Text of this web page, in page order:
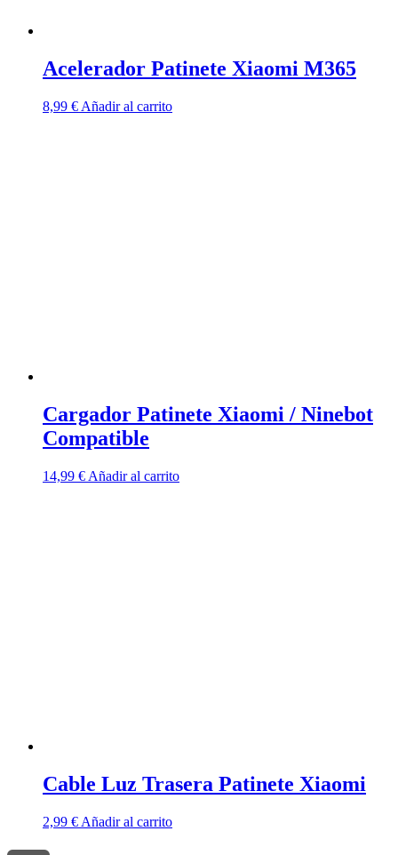
Acelerador Patinete Xiaomi M365
8,99 € Añadir al carrito
Cargador Patinete Xiaomi / Ninebot
Compatible
14,99 € Añadir al carrito
Cable Luz Trasera Patinete Xiaomi
2,99 € Añadir al carrito